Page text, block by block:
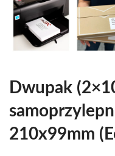
Dwupak
210x99mm